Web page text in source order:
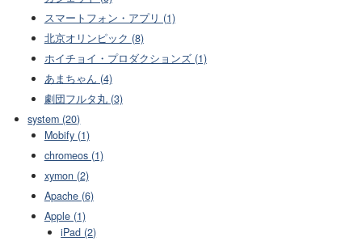
スマートフォン・アプリ (1)
北京オリンピック (8)
ホイチョイ・プロダクションズ (1)
あまちゃん (4)
劇団フルタ丸 (3)
system (20)
Mobify (1)
chromeos (1)
xymon (2)
Apache (6)
Apple (1)
iPad (2)